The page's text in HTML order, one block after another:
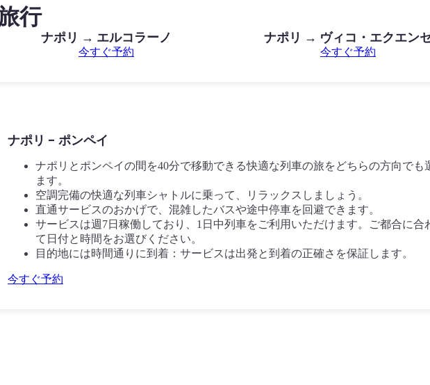
行
ナポリ → エルコラーノ
今すぐ予約
ナポリ → ヴィコ・エクエン
今すぐ予約
ナポリ - ポンペイ
ナポリとポンペイの間を40分で移動できる快適な列車の旅をどちらの方向でも
ます。
空調完備の快適な列車シャトルに乗って、リラックスしましょう。
直通サービスのおかげで、混雑したバスや途中停車を回避できます。
サービスは週7日稼働しており、1日中列車をご利用いただけます。ご都合に合
て日付と時間をお選びください。
目的地には時間通りに到着：サービスは出発と到着の正確さを保証します。
今すぐ予約